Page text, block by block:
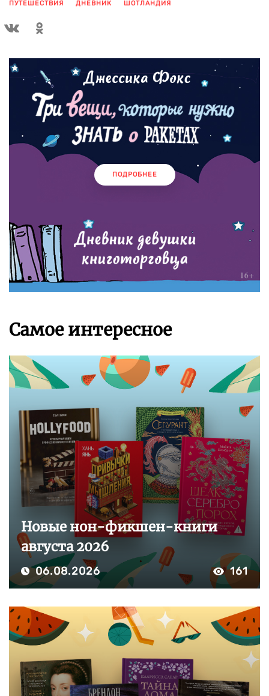
ПУТЕШЕСТВИЯ ДНЕВНИК ШОТЛАНДИЯ
ПОКАЗАТЬ ЕЩЕ
ПОДРОБНЕЕ
Самое интересное
Новые нон-фикшен-книги
августа 2026
06.08.2026 161